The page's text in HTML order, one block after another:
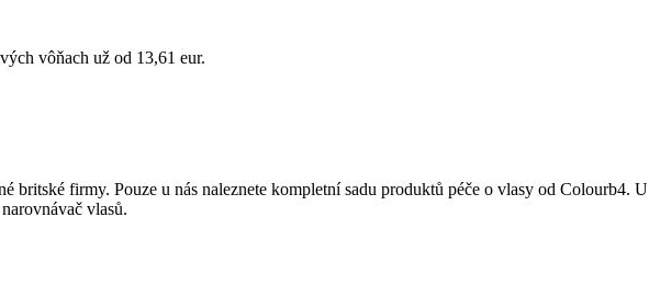
vôňach už od 13,61 eur.
britské firmy. Pouze u nás naleznete kompletní sadu produktů péče o vlasy od Colourb4. U
vlasů.